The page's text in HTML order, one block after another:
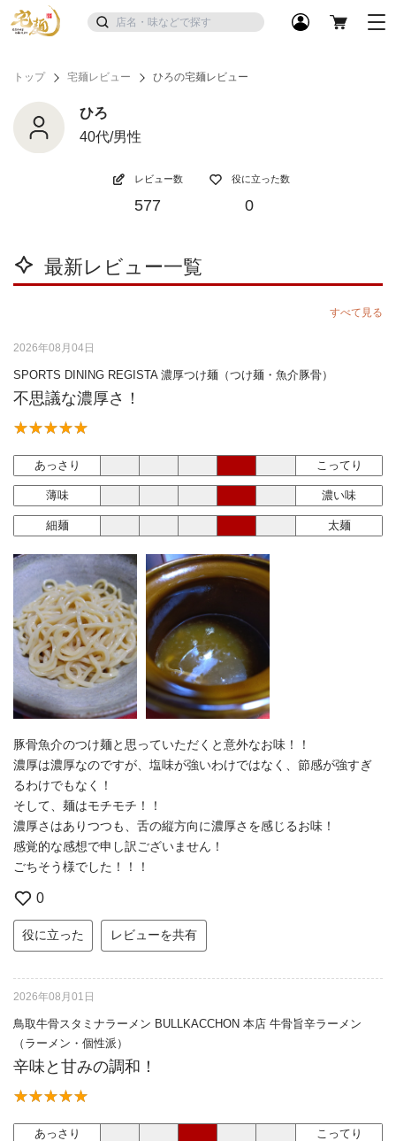
トップ 宅麺レビュー ひろの宅麺レビュー
ひろ
40代/男性
レビュー数
577
役に立った数
0
最新レビュー一覧
すべて見る
2026年08月04日
SPORTS DINING REGISTA 濃厚つけ麺（つけ麺・魚介豚骨）
不思議な濃厚さ！
あっさり こってり
薄味 濃い味
細麺 太麺
豚骨魚介のつけ麺と思っていただくと意外なお味！！
濃厚は濃厚なのですが、塩味が強いわけではなく、節感が強すぎ
るわけでもなく！
そして、麺はモチモチ！！
濃厚さはありつつも、舌の縦方向に濃厚さを感じるお味！
感覚的な感想で申し訳ございません！
ごちそう様でした！！！
0
役に立った レビューを共有
2026年08月01日
鳥取牛骨スタミナラーメン BULLKACCHON 本店 牛骨旨辛ラーメン
（ラーメン・個性派）
辛味と甘みの調和！
あっさり こってり